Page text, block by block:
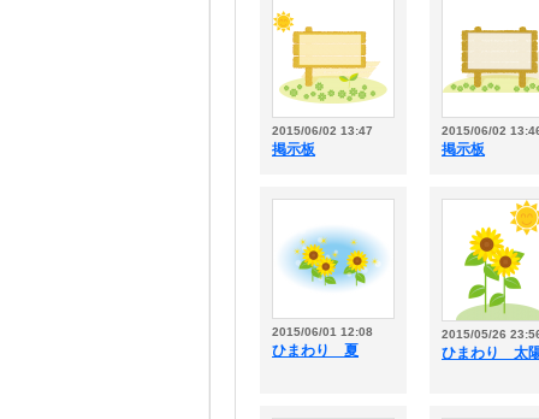
2015/06/02 13:47
掲示板
2015/06/02
掲示板
2015/06/01 12:08
ひまわり 夏
2015/05/26
ひまわり 太